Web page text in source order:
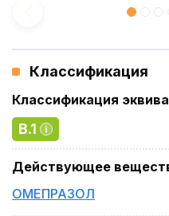
Классификация
Классификация
B.1
Действующее
ОМЕПРАЗОЛ